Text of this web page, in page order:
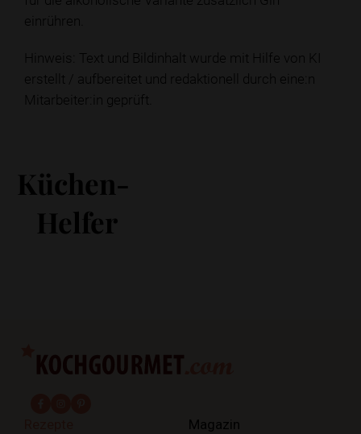
einrühren.
Hinweis: Text und Bildinhalt wurde mit Hilfe von KI
erstellt / aufbereitet und redaktionell durch eine:n
Mitarbeiter:in geprüft.
Küchen-
Helfer
Magazin